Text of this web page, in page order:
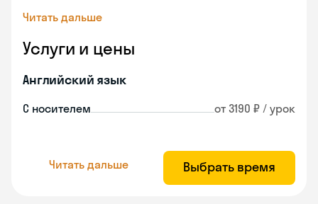
Читать дальше
Услуги и цены
Английский язык
С носителем от 3190 ₽ / урок
Читать дальше Выбрать время